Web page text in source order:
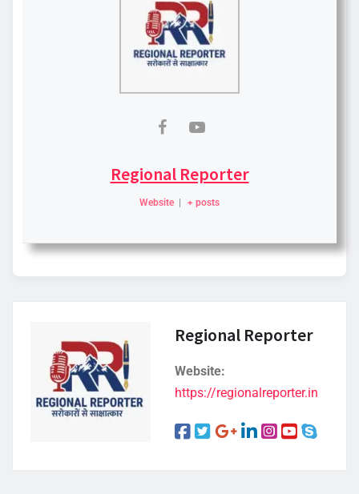
Regional Reporter
Website | + posts
Regional Reporter
Website:
https://regionalreporter.in